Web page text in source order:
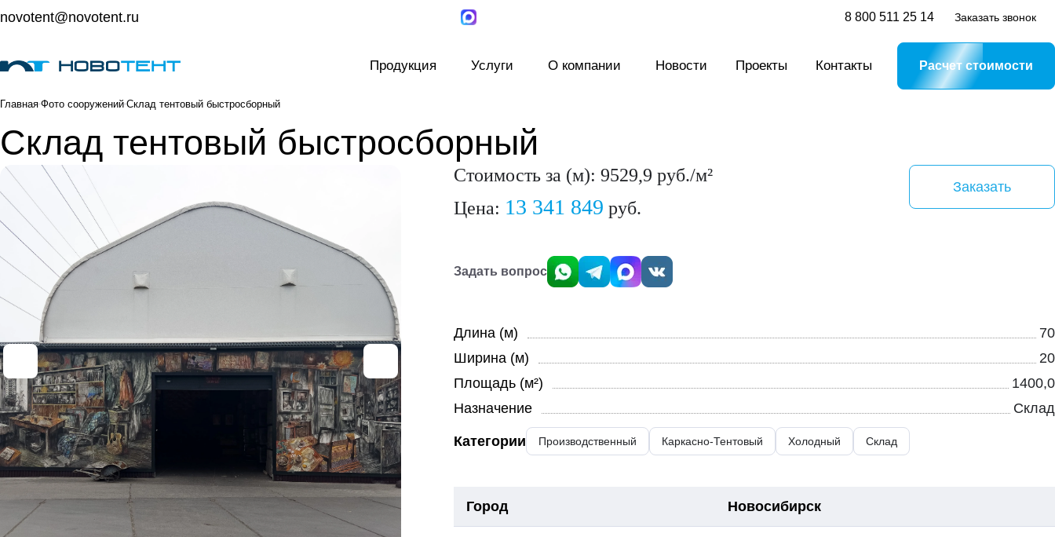
novotent@novotent.ru 8 800 511 25 14 Заказать звонок
Продукция Услуги О компании Новости Проекты Контакты Расчет стоимости
Главная Фото сооружений Склад тентовый быстросборный
Склад тентовый быстросборный
Стоимость за (м): 9529,9 руб./м²
Цена: 13 341 849 руб.
Заказать
Задать вопрос
Длина (м)
70
Ширина (м)
20
Площадь (м²)
1400,0
Назначение
Склад
Категории Производственный Каркасно-Тентовый Холодный Склад
Город Новосибирск